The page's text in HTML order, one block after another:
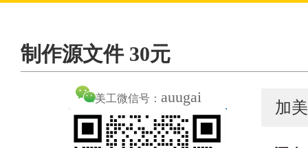
制作源文件 30元
美工微信号： auugai
加